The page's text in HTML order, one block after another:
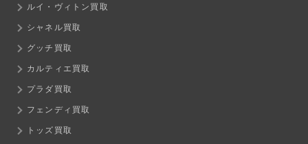
ルイ・ヴィトン買取
シャネル買取
グッチ買取
カルティエ買取
プラダ買取
フェンディ買取
トッズ買取